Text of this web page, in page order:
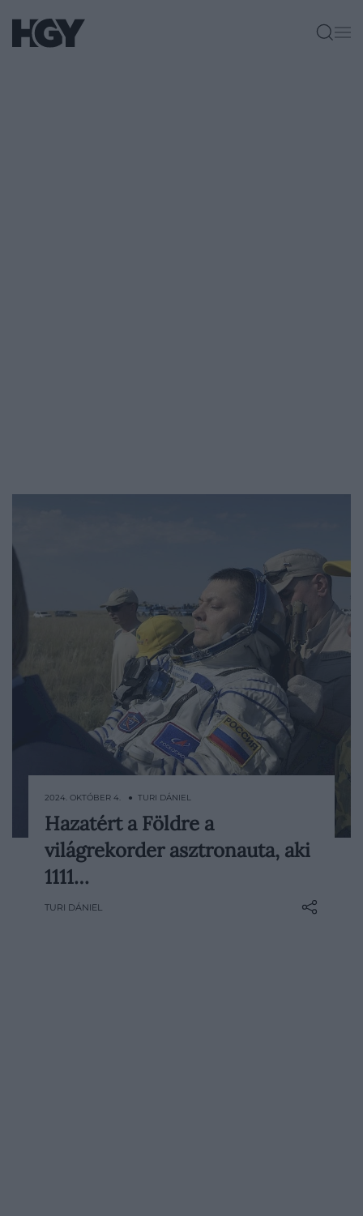
Soha senki nem töltött még annyi időt az
űrben, mint a 60 éves orosz asztronauta,
aki a napokban épségben visszatért a
2024. OKTÓBER 4. ● TURI DÁNIEL
Hazatért a Földre a
világrekorder asztronauta, aki
1111…
TURI DÁNIEL